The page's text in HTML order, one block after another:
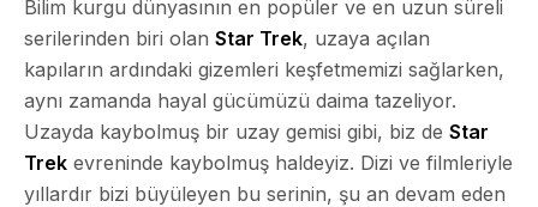
Bilim kurgu dünyasının en popüler ve en uzun süreli
serilerinden biri olan Star Trek, uzaya açılan
kapıların ardındaki gizemleri keşfetmemizi sağlarken,
aynı zamanda hayal gücümüzü daima tazeliyor.
Uzayda kaybolmuş bir uzay gemisi gibi, biz de Star
Trek evreninde kaybolmuş haldeyiz. Dizi ve filmleriyle
yıllardır bizi büyüleyen bu serinin, şu an devam eden